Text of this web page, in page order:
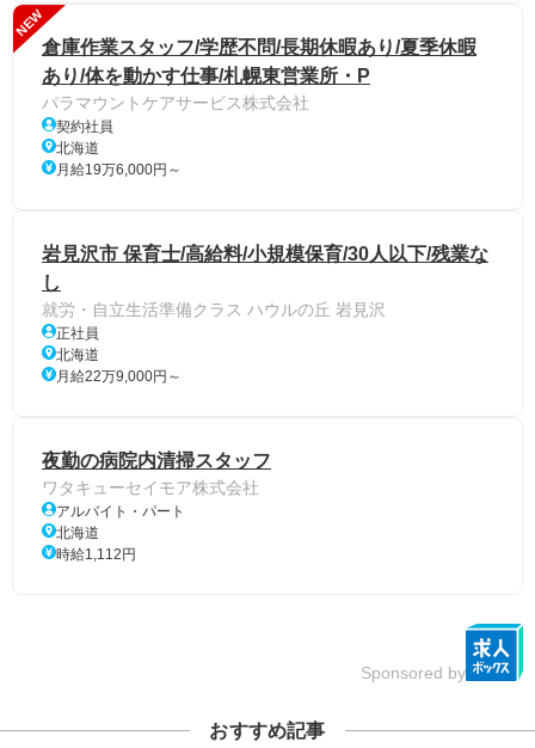
NEW
倉庫作業スタッフ/学歴不問/長期休暇あり/夏季休暇
あり/体を動かす仕事/札幌東営業所・P
パラマウントケアサービス株式会社
契約社員
北海道
月給19万6,000円～
岩見沢市 保育士/高給料/小規模保育/30人以下/残業な
し
就労・自立生活準備クラス ハウルの丘 岩見沢
正社員
北海道
月給22万9,000円～
夜勤の病院内清掃スタッフ
ワタキューセイモア株式会社
アルバイト・パート
北海道
時給1,112円
Sponsored by
おすすめ記事